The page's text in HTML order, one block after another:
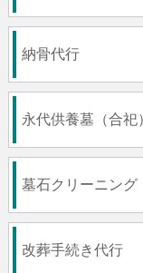
納骨代行
永代供養墓（合祀
墓石クリーニング
改葬手続き代行